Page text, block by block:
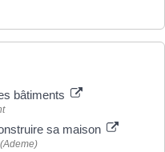
bâtiments
sa maison